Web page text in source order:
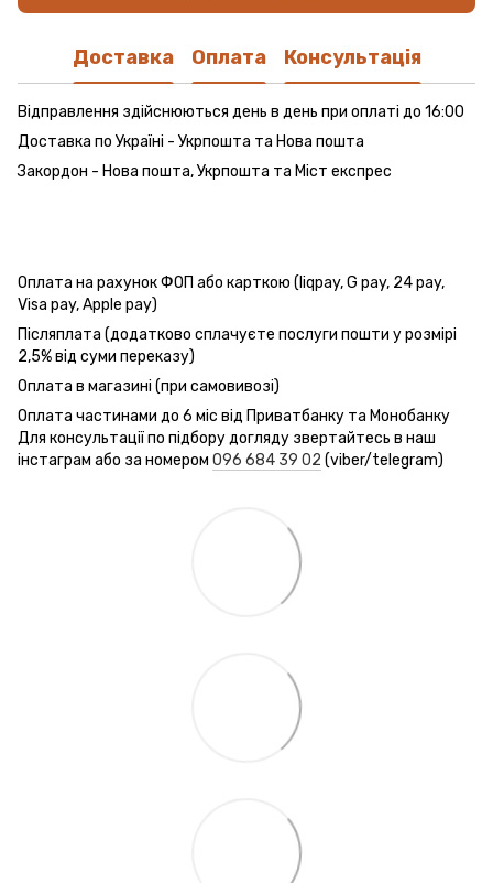
Доставка Оплата Консультація
Відправлення здійснюються день в день при оплаті до 16:00
Доставка по Україні - Укрпошта та Нова пошта
Закордон - Нова пошта, Укрпошта та Міст експрес
Оплата на рахунок ФОП або карткою (liqpay, G pay, 24 pay,
Visa pay, Apple pay)
Післяплата (додатково сплачуєте послуги пошти у розмірі
2,5% від суми переказу)
Оплата в магазині (при самовивозі)
Оплата частинами до 6 міс від Приватбанку та Монобанку
Для консультації по підбору догляду звертайтесь в наш
інстаграм або за номером 096 684 39 02 (viber/telegram)